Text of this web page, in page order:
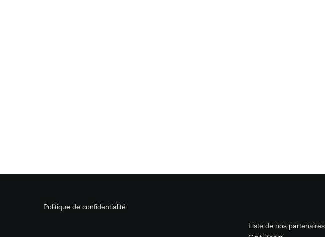
Politique de confidentialité
Liste de nos partenaires